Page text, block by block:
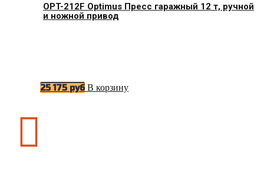
OPT-212F Optimus Пресс гаражный 12 т, ручной
и ножной привод
25 175 руб В корзину
